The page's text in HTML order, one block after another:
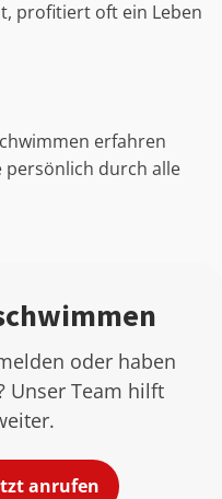
profitiert oft ein Leben
erfahren
persönlich durch alle
oder haben
Unser Team hilft
anrufen